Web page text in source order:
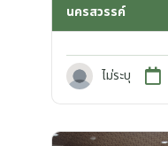
นครสวรรค์
ไม่ระบุ